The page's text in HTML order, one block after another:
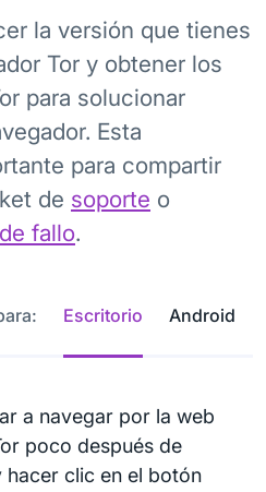
la versión que tienes
Tor y obtener los
para solucionar
Esta
para compartir
de soporte o
fallo.
Escritorio Android
a navegar por la web
poco después de
clic en el botón